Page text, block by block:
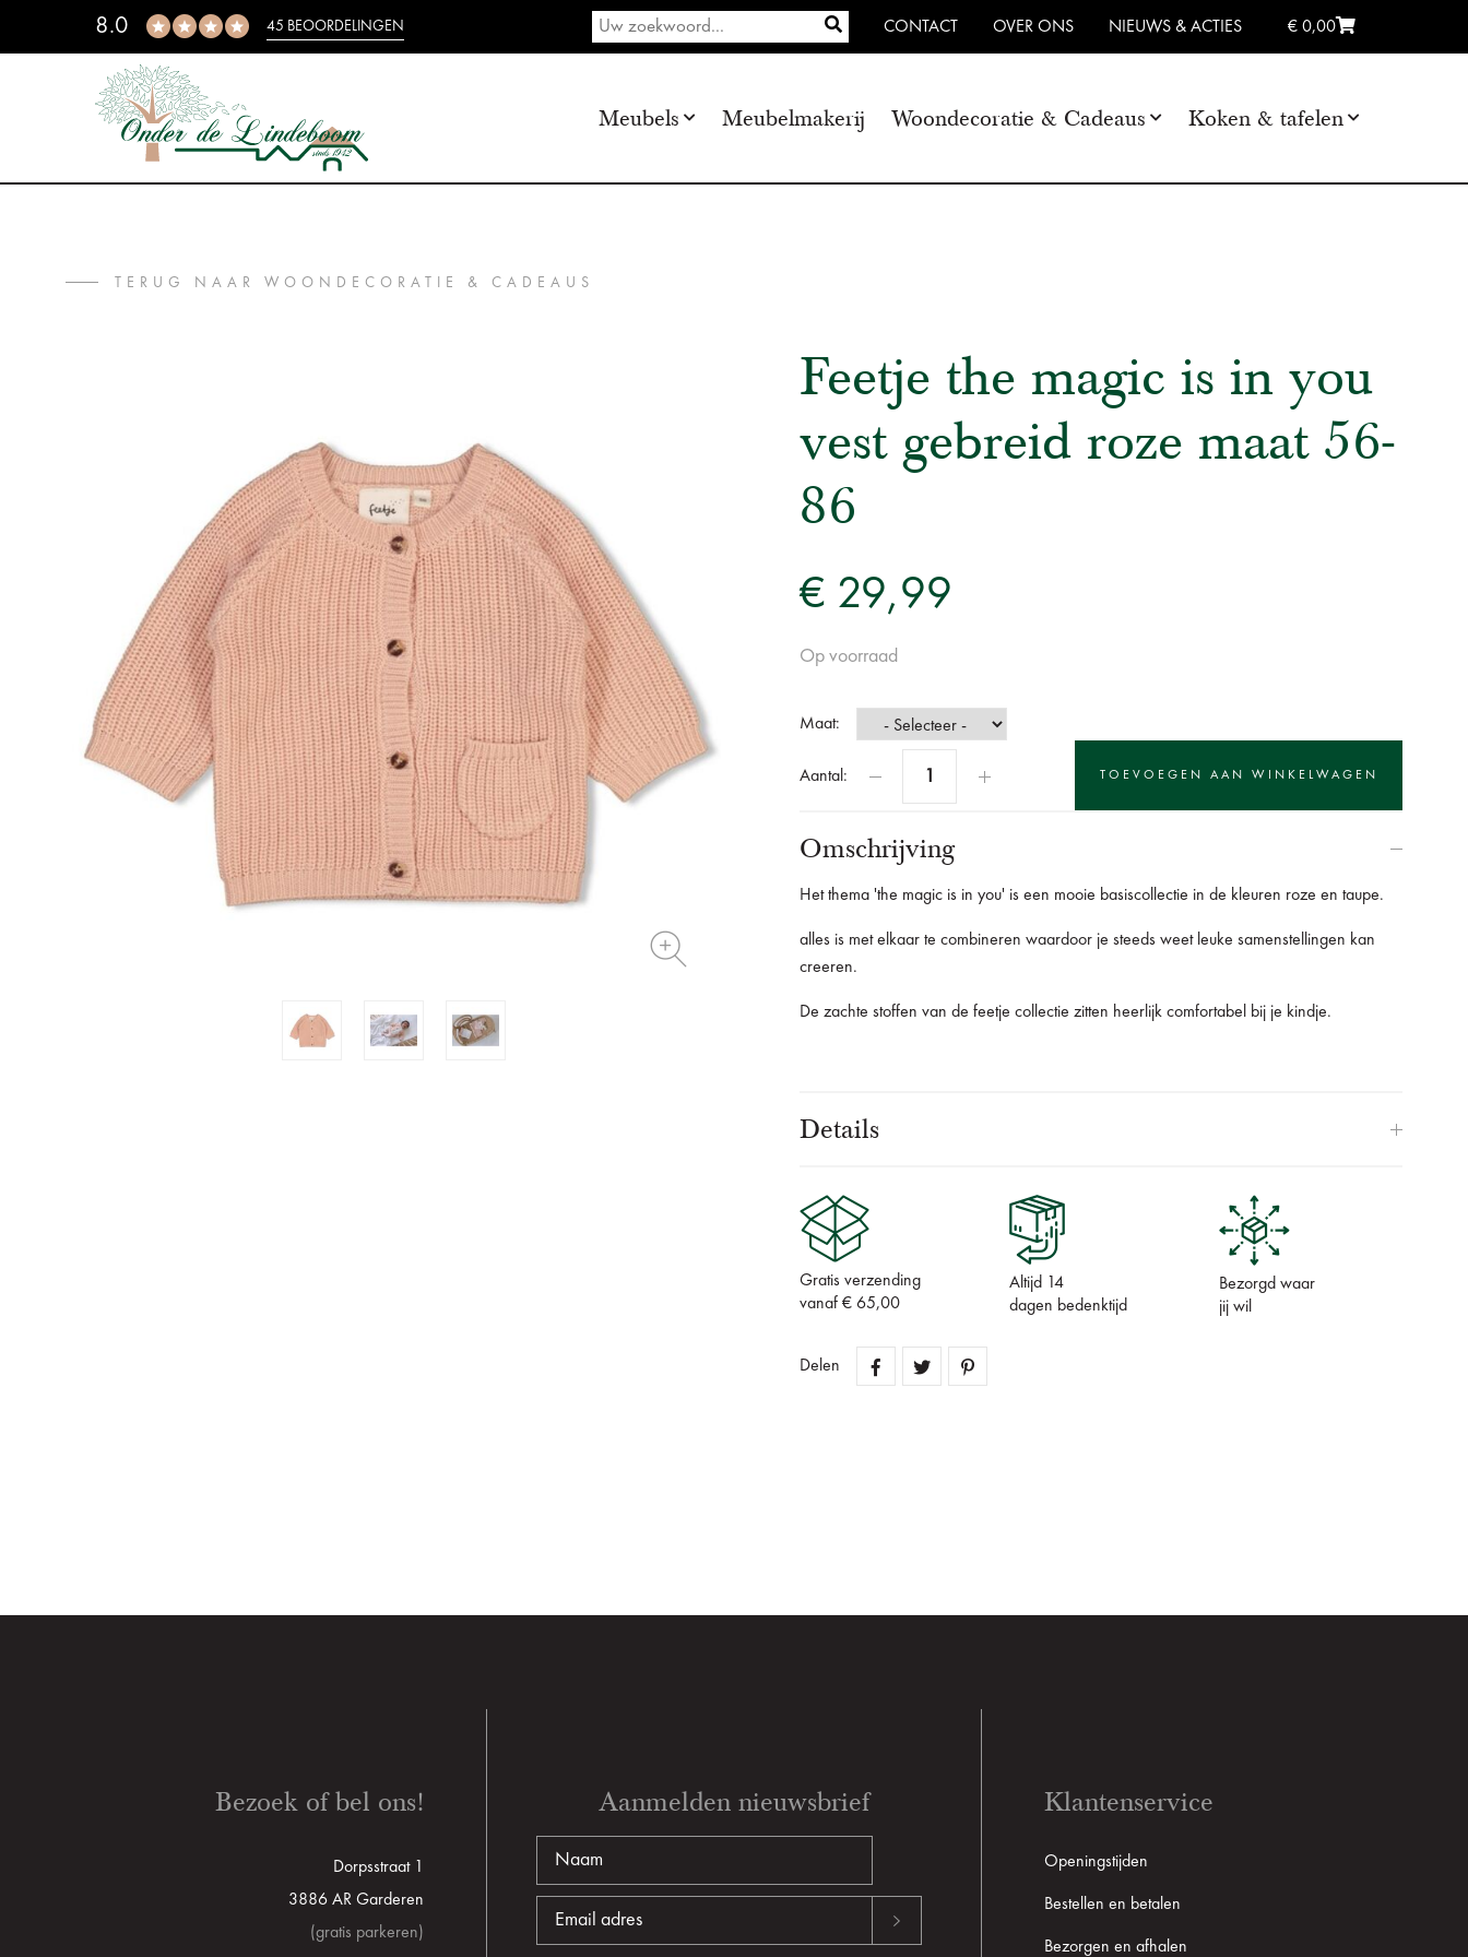
8.0 45 BEOORDELINGEN CONTACT OVER ONS NIEUWS & ACTIES € 0,00
Meubels Meubelmakerij Woondecoratie & Cadeaus Koken & tafelen
TERUG NAAR WOONDECORATIE & CADEAUS
Feetje the magic is in you
vest gebreid roze maat 56-
86
€ 29,99
Op voorraad
Maat:
Aantal:
Omschrijving
Het thema 'the magic is in you' is een mooie basiscollectie in de kleuren roze en taupe.
alles is met elkaar te combineren waardoor je steeds weet leuke samenstellingen kan
creeren.
De zachte stoffen van de feetje collectie zitten heerlijk comfortabel bij je kindje.
Details
Gratis verzending
vanaf € 65,00
Altijd 14
dagen bedenktijd
Bezorgd waar
jij wil
Delen
Aanmelden nieuwsbrief
Bezoek of bel ons!
Dorpsstraat 1
3886 AR Garderen
(gratis parkeren)
Klantenservice
Openingstijden
Bestellen en betalen
Bezorgen en afhalen